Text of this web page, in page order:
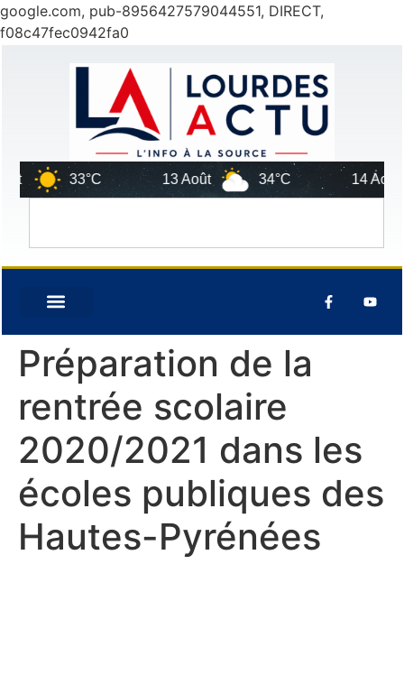
google.com, pub-8956427579044551, DIRECT,
f08c47fec0942fa0
33°C 13 Août 34°C 14 Août
Préparation de la
rentrée scolaire
2020/2021 dans les
écoles publiques des
Hautes-Pyrénées